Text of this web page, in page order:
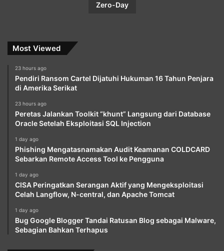
Zero-Day
Most Viewed
23 hours ago
Pendiri Ransom Cartel Dijatuhi Hukuman 16 Tahun Penjara
di Amerika Serikat
23 hours ago
Peretas Jalankan Toolkit “khunt” Langsung dari Database
Oracle Setelah Eksploitasi SQL Injection
1 day ago
Phishing Mengatasnamakan Audit Keamanan COLDCARD
Sebarkan Remote Access Tool ke Pengguna
1 day ago
CISA Peringatkan Serangan Aktif yang Mengeksploitasi
Celah Langflow, N-central, dan Apache Tomcat
1 day ago
Bug Google Blogger Tandai Ratusan Blog sebagai Malware,
Sebagian Bahkan Terhapus